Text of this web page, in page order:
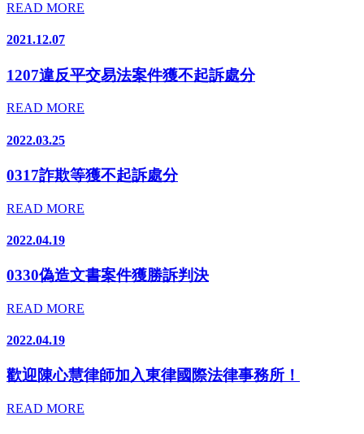
READ MORE
2021.12.07
1207違反平交易法案件獲不起訴處分
READ MORE
2022.03.25
0317詐欺等獲不起訴處分
READ MORE
2022.04.19
0330偽造文書案件獲勝訴判決
READ MORE
2022.04.19
歡迎陳心慧律師加入東律國際法律事務所！
READ MORE